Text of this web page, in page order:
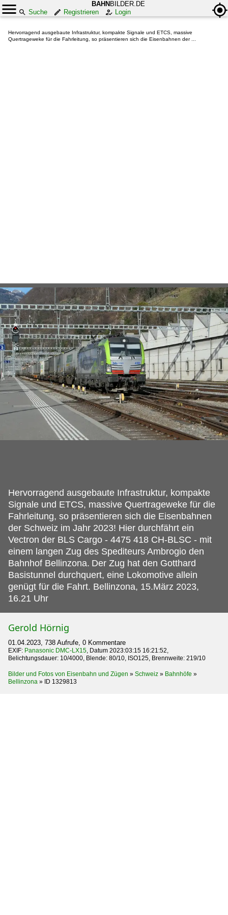
BAHN BILDER.DE
Suche
Registrieren Login
Hervorragend ausgebaute Infrastruktur, kompakte Signale und ETCS, massive
Quertrageweke für die Fahrleitung, so präsentieren sich die Eisenbahnen der ...
Hervorragend ausgebaute Infrastruktur, kompakte
Signale und ETCS, massive Quertrageweke für die
Fahrleitung, so präsentieren sich die Eisenbahnen
der Schweiz im Jahr 2023! Hier durchfährt ein
Vectron der BLS Cargo - 4475 418 CH-BLSC - mit
einem langen Zug des Spediteurs Ambrogio den
Bahnhof Bellinzona. Der Zug hat den Gotthard
Basistunnel durchquert, eine Lokomotive allein
genügt für die Fahrt. Bellinzona, 15.März 2023,
16.21 Uhr
Gerold Hörnig
01.04.2023, 738 Aufrufe, 0 Kommentare
EXIF: Panasonic DMC-LX15, Datum 2023:03:15 16:21:52,
Belichtungsdauer: 10/4000, Blende: 80/10, ISO125, Brennweite: 219/10
Bilder und Fotos von Eisenbahn und Zügen » Schweiz » Bahnhöfe »
Bellinzona » ID 1329813